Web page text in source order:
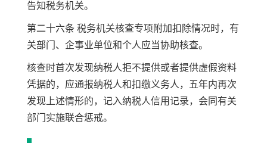
告知税务机关。
第二十六条 税务机关核查专项附加扣除情况时，有
关部门、企事业单位和个人应当协助核查。
核查时首次发现纳税人拒不提供或者提供虚假资料
凭据的，应通报纳税人和扣缴义务人，五年内再次
发现上述情形的，记入纳税人信用记录，会同有关
部门实施联合惩戒。